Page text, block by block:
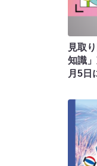
見取
知識
月5日